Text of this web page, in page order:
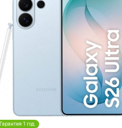
Гарантия 1 год